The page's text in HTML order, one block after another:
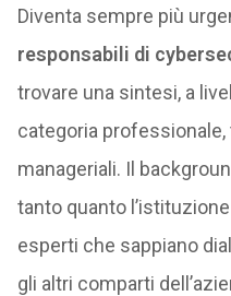
Diventa sempre più
responsabili di
trovare una sintesi, a
categoria
manageriali. Il
tanto quanto
esperti che sappiano
gli altri comparti